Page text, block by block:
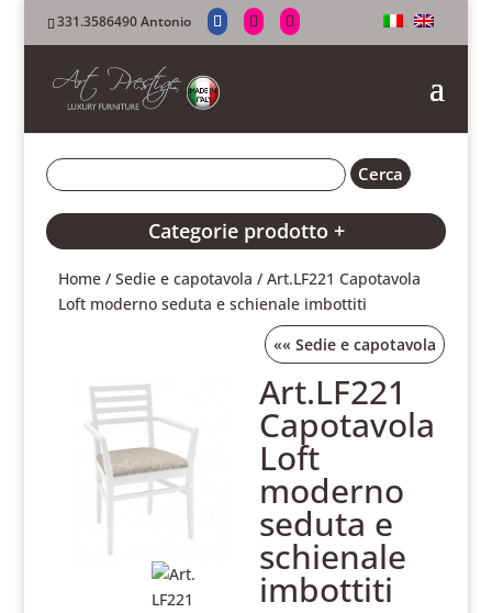
331.3586490 Antonio
Categorie prodotto +
Home /Sedie e capotavola / Art.LF221 Capotavola
Loft moderno seduta e schienale imbottiti
««Sedie e capotavola
Art.LF221
Capotavola
Loft
moderno
seduta e
schienale
imbottiti